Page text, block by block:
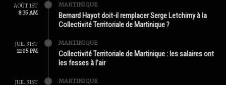
AOÛT 1ST
8:35 AM
MARTINIQUE
Bernard Hayot doit-il remplacer Serge Letchimy à la
Collectivité Territoriale de Martinique ?
JUIL 31ST
11:05 PM
MARTINIQUE
Collectivité Territoriale de Martinique : les salaires ont
les fesses à l’air
JUIL 31ST MARTINIQUE